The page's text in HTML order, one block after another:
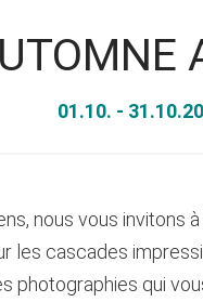
01.10. -
nous vous
les cascades
photographies qui